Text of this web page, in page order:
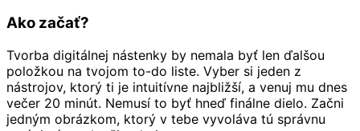
Ako začať?
Tvorba digitálnej nástenky by nemala byť len ďalšou
položkou na tvojom to-do liste. Vyber si jeden z
nástrojov, ktorý ti je intuitívne najbližší, a venuj mu dnes
večer 20 minút. Nemusí to byť hneď finálne dielo. Začni
jedným obrázkom, ktorý v tebe vyvoláva tú správnu